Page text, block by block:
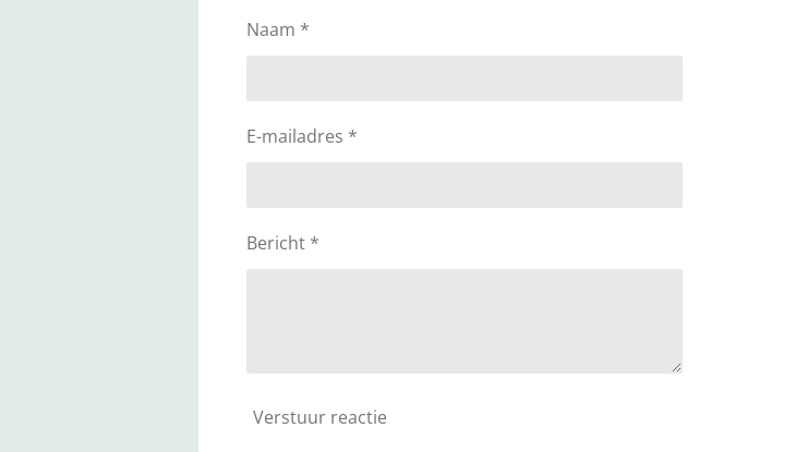
Naam *
E-mailadres *
Bericht *
Verstuur reactie